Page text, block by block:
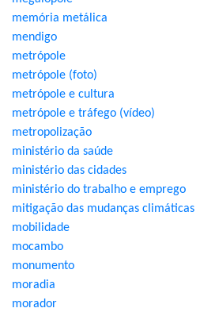
memória metálica
mendigo
metrópole
metrópole (foto)
metrópole e cultura
metrópole e tráfego (vídeo)
metropolização
ministério da saúde
ministério das cidades
ministério do trabalho e emprego
mitigação das mudanças climáticas
mobilidade
mocambo
monumento
moradia
morador